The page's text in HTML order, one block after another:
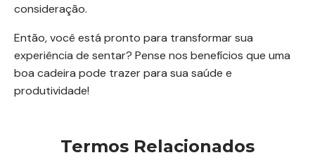
consideração.
Então, você está pronto para transformar sua
experiência de sentar? Pense nos benefícios que uma
boa cadeira pode trazer para sua saúde e
produtividade!
Termos Relacionados